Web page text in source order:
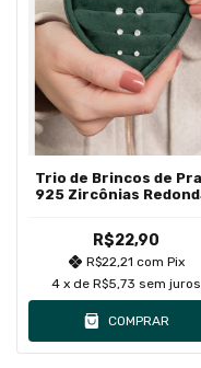
Trio de Brincos de
925 Zircônias
R$22,90
R$22,21 com Pix
4 x deR$5,73 sem juros
COMPRAR